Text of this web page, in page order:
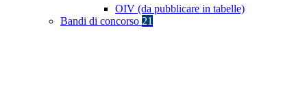
OIV (da pubblicare in tabelle)
Bandi di concorso 21